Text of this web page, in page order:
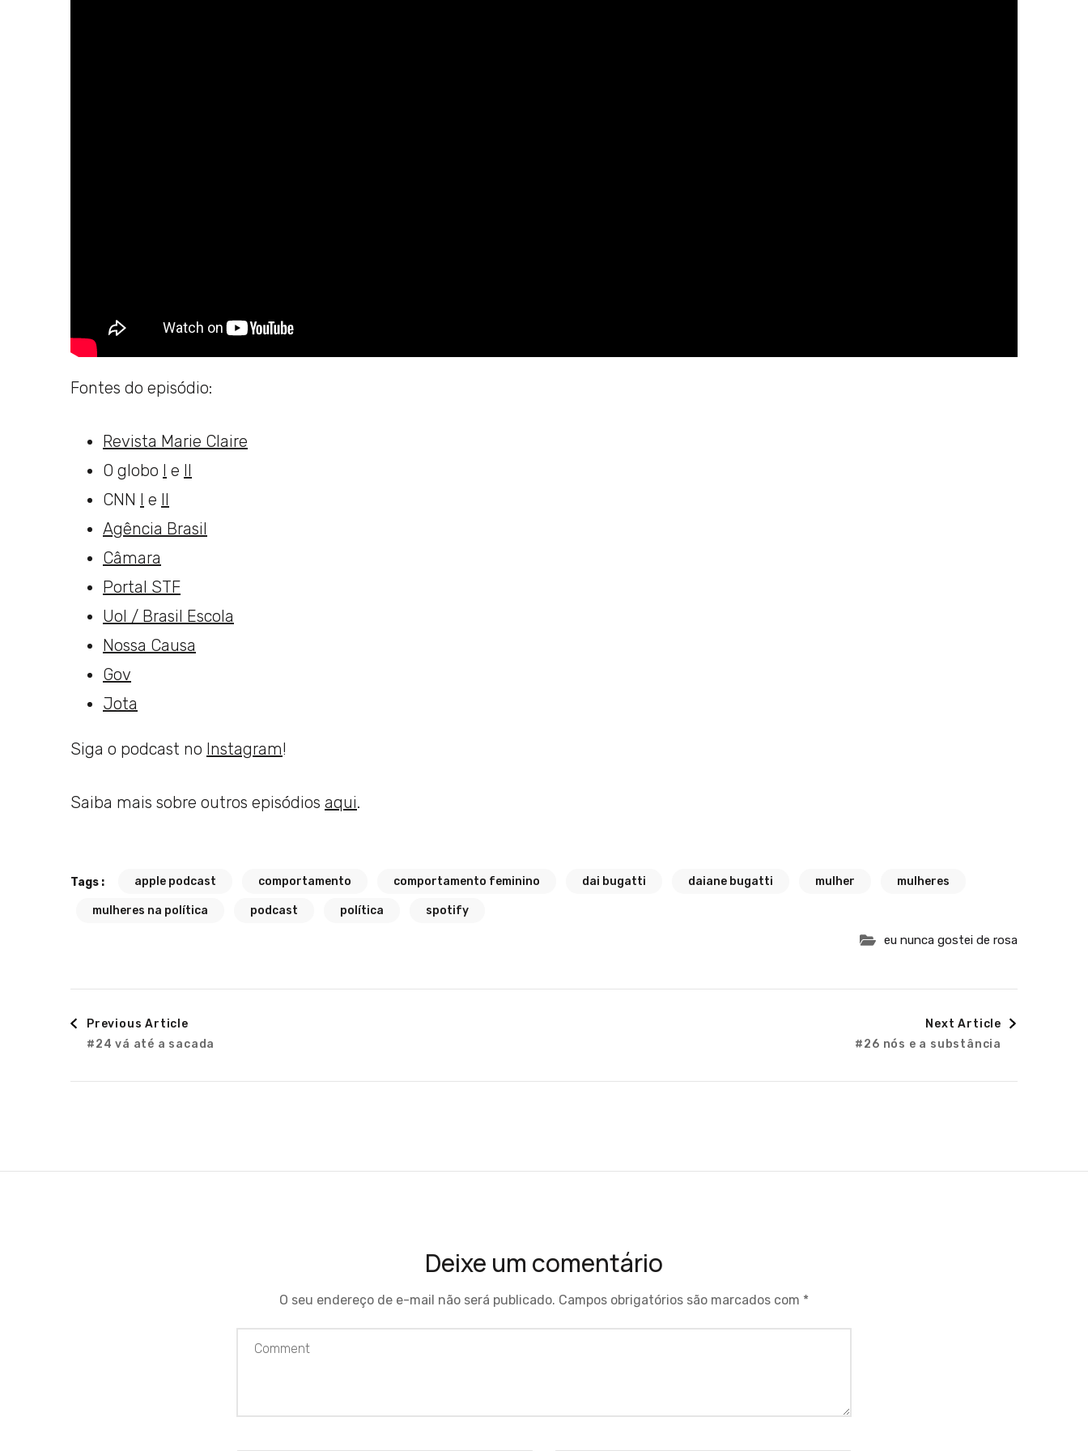
Fontes do episódio:
Revista Marie Claire
O globo I e II
CNN I e II
Agência Brasil
Câmara
Portal STF
Uol / Brasil Escola
Nossa Causa
Gov
Jota
Siga o podcast no Instagram!
Saiba mais sobre outros episódios aqui.
Tags : apple podcast comportamento comportamento feminino dai bugatti daiane bugatti mulher mulheres
mulheres na política podcast política spotify
eu nunca gostei de rosa
Post
Navigation
Previous Article
#24 vá até a sacada
Next Article
#26 nós e a substância
Deixe um comentário
O seu endereço de e-mail não será publicado. Campos obrigatórios são marcados com *